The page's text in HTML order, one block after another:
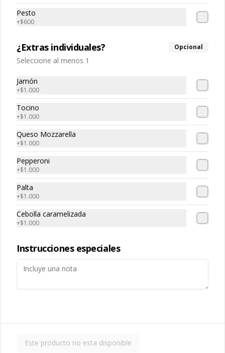
Conócenos
Despacho
Términos y condiciones
Política de privacidad
Redes sociales
Instagram
Facebook
Pedir
Iniciar sesión
Pesto
+$600
¿Extras individuales? Opcional
Seleccione al menos 1
Jamón
+$1.000
Tocino
+$1.000
Queso Mozzarella
+$1.000
Pepperoni
+$1.000
Palta
+$1.000
Cebolla caramelizada
+$1.000
Instrucciones especiales
Este producto no esta disponible